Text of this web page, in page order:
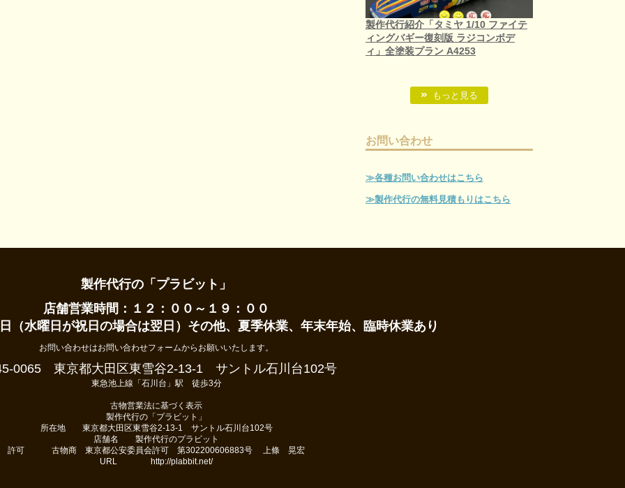
製作代行紹介「タミヤ 1/10 ファイテ
ィングバギー復刻版 ラジコンボデ
ィ」全塗装プラン A4253
もっと見る
お問い合わせ
≫各種お問い合わせはこちら
≫製作代行の無料見積もりはこちら
製作代行の「プラビット」
店舗営業時間：１２：００～１９：００
（水曜日が祝日の場合は翌日）その他、夏季休業、年末年始、臨時休業あり
お問い合わせはお問い合わせフォームからお願いいたします。
0065 東京都大田区東雪谷2-13-1 サントル石川台102号
東急池上線「石川台」駅 徒歩3分
古物営業法に基づく表示
製作代行の「プラビット」
所在地 東京都大田区東雪谷2-13-1 サントル石川台102号
店舗名 製作代行のプラビット
許可 古物商 東京都公安委員会許可 第302200606883号 上條 晃宏
URL http://plabbit.net/